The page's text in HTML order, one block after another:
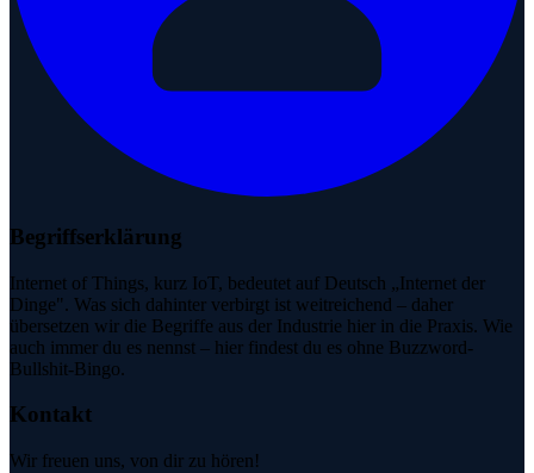
Begriffserklärung
Internet of Things, kurz IoT, bedeutet auf Deutsch „Internet der
Dinge". Was sich dahinter verbirgt ist weitreichend – daher
übersetzen wir die Begriffe aus der Industrie hier in die Praxis. Wie
auch immer du es nennst – hier findest du es ohne Buzzword-
Bullshit-Bingo.
Kontakt
Wir freuen uns, von dir zu hören!